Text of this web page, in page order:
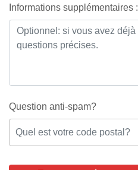
Informations supplémentaires :
Question anti-spam?